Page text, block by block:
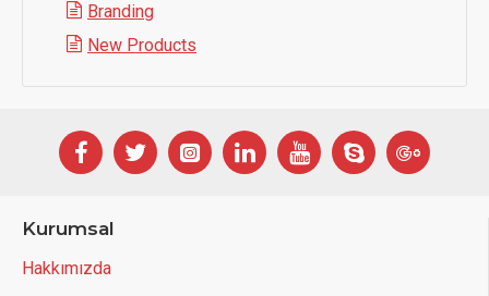
Branding
New Products
Kurumsal
Hakkımızda